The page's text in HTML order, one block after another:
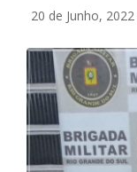
20 de Junho, 2022